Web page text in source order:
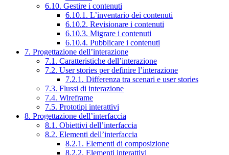
6.10. Gestire i contenuti
6.10.1. L’inventario dei contenuti
6.10.2. Revisionare i contenuti
6.10.3. Migrare i contenuti
6.10.4. Pubblicare i contenuti
7. Progettazione dell’interazione
7.1. Caratteristiche dell’interazione
7.2. User stories per definire l’interazione
7.2.1. Differenza tra scenari e user stories
7.3. Flussi di interazione
7.4. Wireframe
7.5. Prototipi interattivi
8. Progettazione dell’interfaccia
8.1. Obiettivi dell’interfaccia
8.2. Elementi dell’interfaccia
8.2.1. Elementi di composizione
8.2.2. Elementi interattivi